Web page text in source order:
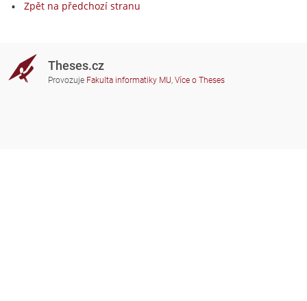
Zpět na předchozí stranu
Theses.cz
Provozuje Fakulta informatiky MU, Více o Theses